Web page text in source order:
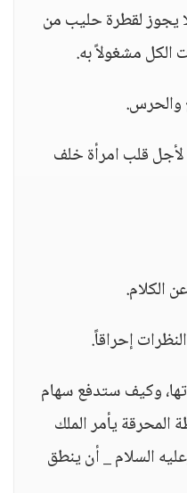
يجوز لقطرة حليب من
مشغولاً به.
والحرس.
لأجل قلب امرأة خلف
الكلام.
إحراقاً.
وكيف ستدفع سهام
المحرقة يأمر الملك
السلام _ أن ينطق